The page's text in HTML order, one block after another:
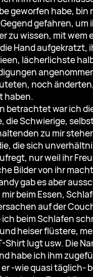
geworfen habe, bin
gefahren, um
zu wissen, mit wem
Hand aufgekratzt,
lächerlichste
noch
haben.
betrachtet war ich
die Schwierige,
zu mir
die sich
nur weil ihr
Bilder von ihr
gab es aber
mir beim Essen,
auf der
ich beim Schlafen
heiser flüstere,
Shirt lugt usw. Die
habe ich ihm
-wie quasi täglich-